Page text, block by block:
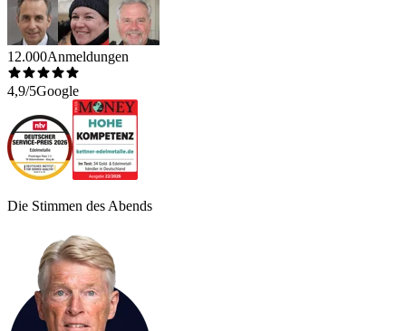
12.000Anmeldungen
4,9/5Google
Die Stimmen des Abends